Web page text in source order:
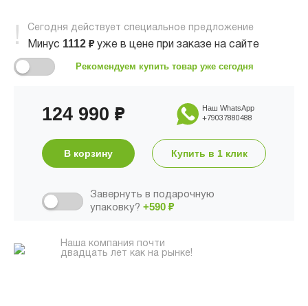
Сегодня действует специальное предложение
Минус 1112 ₽ уже в цене при заказе на сайте
Рекомендуем купить товар уже сегодня
124 990 ₽ Наш WhatsApp
+79037880488
В корзину Купить в 1 клик
Завернуть в подарочную
упаковку? +590 ₽
Наша компания почти
двадцать лет как на рынке!